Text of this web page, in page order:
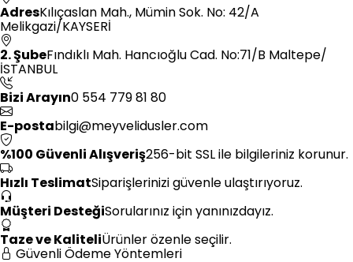
AdresKılıçaslan Mah., Mümin Sok. No: 42/A
Melikgazi/KAYSERİ
2. ŞubeFındıklı Mah. Hancıoğlu Cad. No:71/B Maltepe/
İSTANBUL
Bizi Arayın0 554 779 81 80
E-postabilgi@meyvelidusler.com
%100 Güvenli Alışveriş256-bit SSL ile bilgileriniz korunur.
Hızlı TeslimatSiparişlerinizi güvenle ulaştırıyoruz.
Müşteri DesteğiSorularınız için yanınızdayız.
Taze ve KaliteliÜrünler özenle seçilir.
Güvenli Ödeme Yöntemleri